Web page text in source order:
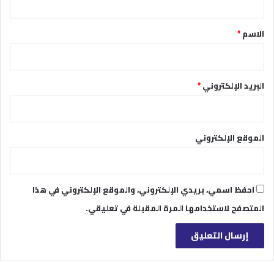
*الاسم*
البريد الإلكتروني*
الموقع الإلكتروني
احفظ اسمي، بريدي الإلكتروني، والموقع الإلكتروني في هذا
المتصفح لاستخدامها المرة المقبلة في تعليقي.